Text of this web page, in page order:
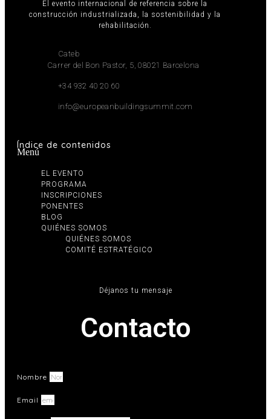
El evento internacional de referencia sobre la
construcción industrializada, la sostenibilidad y la
rehabilitación.
Cateb
Carrer del Bon Pastor, 5, 08021 Barcelona
+34 932 40 20 60
info@europeanbuildingsummit.com
Índice de contenidos
Menú
EL EVENTO
PROGRAMA
INSCRIPCIONES
PONENTES
BLOG
QUIÉNES SOMOS
QUIÉNES SOMOS
COMITÉ ESTRATÉGICO
Déjanos tu mensaje
Contacto
Nombre
Email